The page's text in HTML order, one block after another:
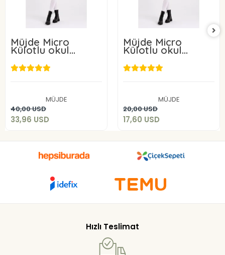
Müjde Micro
Külotlu okul
çorabı 50 Denye 6
ADET
MÜJDE
40,00 USD
33,96 USD
Add to cart
Müjde Micro
Külotlu okul
çorabı 50 Denye 3
ADET
MÜJDE
20,00 USD
17,60 USD
Add to cart
Hızlı Teslimat